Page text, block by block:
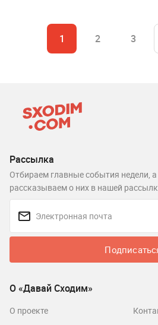
1 2 3
Рассылка
Отбираем главные события недели,
рассказываем о них в нашей
О «Давай Сходим»
О проекте